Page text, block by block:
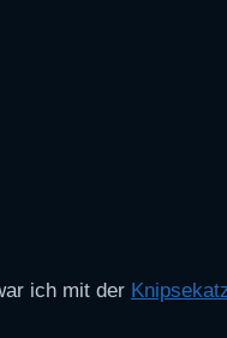
ich mit der